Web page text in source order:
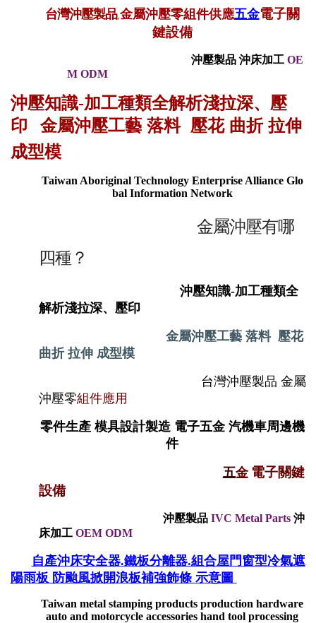
台灣沖壓製品,金屬沖壓零組件供應五金電子關
鍵設備
沖壓製品 沖床加工OE
M ODM
沖壓知識-加工種類全解析淺拉深、壓
印
金屬沖壓工藝 落料 壓花 曲折 拉伸
成型模
Taiwan Aboriginal Technology Enterprise Alliance Glo
bal Information Network
金屬沖壓有哪
四種？
沖壓知識-加工種類全
解析淺拉深、壓印
金屬沖壓工藝 落料 壓花
曲折 拉伸 成型模
台灣沖壓製品 金屬
沖壓零組件應用
零件生產 模具設計製造 電子五金 汽機車周邊機
件
五金 電子關鍵
設備
沖壓製品 IVC Metal Parts 沖
床加工OEM ODM
自產沖床安全器.鐵板分離器.組合屋門窗型冷氣遮
陽雨板 防颱風掀開浪板補強飾條 示意圖
Taiwan metal stamping products production hardware
auto and motorcycle accessories hand tool processing